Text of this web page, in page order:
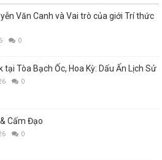
Văn Canh và Vai trò của giới Trí thức
0
tại Tòa Bạch Ốc, Hoa Kỳ: Dấu Ấn Lịch Sử
0
Cấm Đạo
0